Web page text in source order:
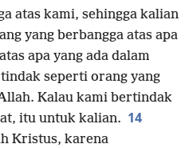
atas kami, sehingga kalian
yang berbangga atas apa
apa yang ada dalam
seperti orang yang
Kalau kami bertindak
itu untuk kalian. 14
Kristus, karena